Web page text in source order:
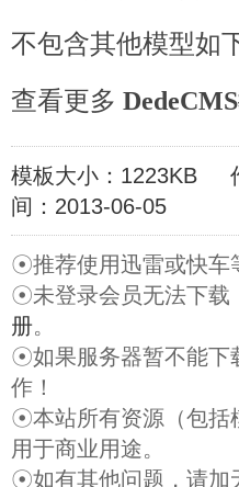
不包含其他模型如
查看更多
模板大小：1223KB
间：2013-06-05
☉推荐使用迅雷或快车
☉未登录会员无法下载
册。
☉如果服务器暂不能下
作！
☉本站所有资源（包括
用于商业用途。
☉如有其他问题，请加